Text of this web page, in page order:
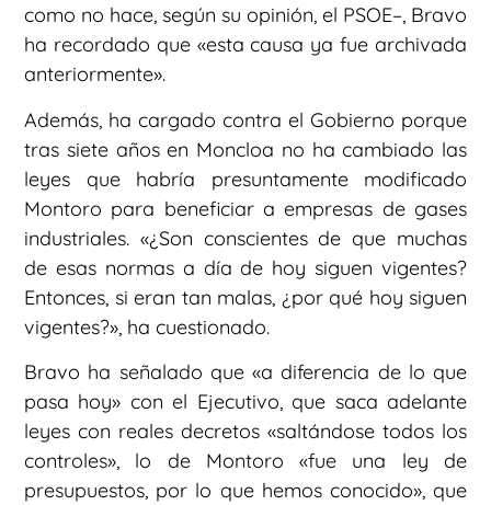
como no hace, según su opinión, el PSOE–, Bravo
ha recordado que «esta causa ya fue archivada
anteriormente».
Además, ha cargado contra el Gobierno porque
tras siete años en Moncloa no ha cambiado las
leyes que habría presuntamente modificado
Montoro para beneficiar a empresas de gases
industriales. «¿Son conscientes de que muchas
de esas normas a día de hoy siguen vigentes?
Entonces, si eran tan malas, ¿por qué hoy siguen
vigentes?», ha cuestionado.
Bravo ha señalado que «a diferencia de lo que
pasa hoy» con el Ejecutivo, que saca adelante
leyes con reales decretos «saltándose todos los
controles», lo de Montoro «fue una ley de
presupuestos, por lo que hemos conocido», que